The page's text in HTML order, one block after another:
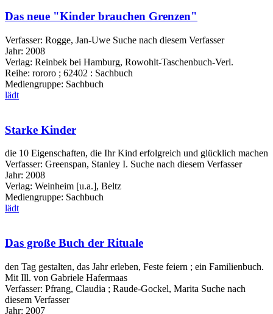
Das neue "Kinder brauchen Grenzen"
Verfasser: Rogge, Jan-Uwe Suche nach diesem Verfasser
Jahr: 2008
Verlag: Reinbek bei Hamburg, Rowohlt-Taschenbuch-Verl.
Reihe: rororo ; 62402 : Sachbuch
Mediengruppe: Sachbuch
lädt
Starke Kinder
die 10 Eigenschaften, die Ihr Kind erfolgreich und glücklich machen
Verfasser: Greenspan, Stanley I. Suche nach diesem Verfasser
Jahr: 2008
Verlag: Weinheim [u.a.], Beltz
Mediengruppe: Sachbuch
lädt
Das große Buch der Rituale
den Tag gestalten, das Jahr erleben, Feste feiern ; ein Familienbuch.
Mit Ill. von Gabriele Hafermaas
Verfasser: Pfrang, Claudia ; Raude-Gockel, Marita Suche nach
diesem Verfasser
Jahr: 2007